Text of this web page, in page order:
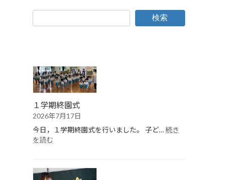
検索
１学期終園式
2026年7月17日
今日，１学期終園式を行いました。 子ど…続き
を読む
期